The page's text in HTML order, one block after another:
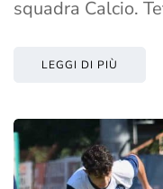
squadra Calcio.
LEGGI DI PIÙ